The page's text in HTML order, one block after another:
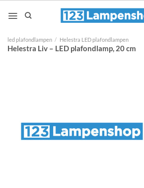
naar
led plafondlampen / Helestra LED plafondlampen
Helestra Liv – LED plafondlamp, 20 cm